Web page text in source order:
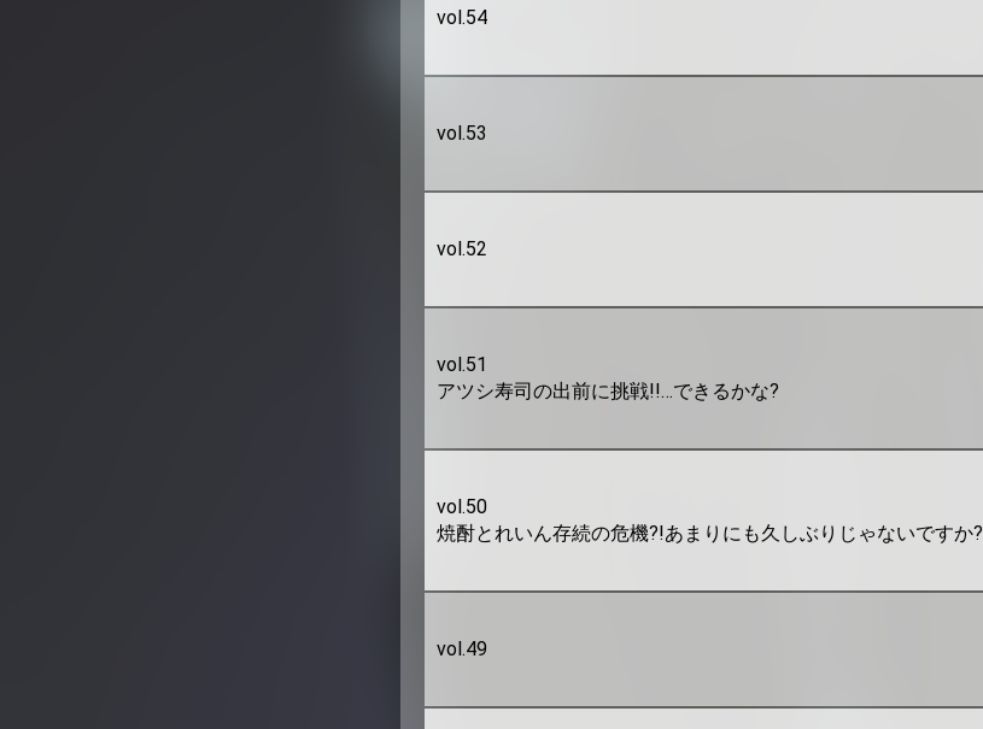
vol.54
vol.53
vol.52
vol.51
アツシ寿司の出前に挑戦!!…できるかな?
vol.50
焼酎とれいん存続の危機?!あまりにも久しぶりじゃないですか?
vol.49